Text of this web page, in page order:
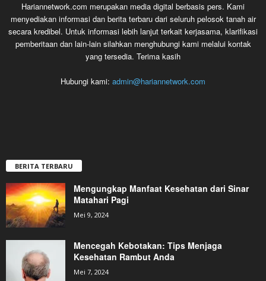
Hariannetwork.com merupakan media digital berbasis pers. Kami
menyediakan informasi dan berita terbaru dari seluruh pelosok tanah air
secara kredibel. Untuk informasi lebih lanjut terkait kerjasama, klarifikasi
pemberitaan dan lain-lain silahkan menghubungi kami melalui kontak
yang tersedia. Terima kasih
Hubungi kami: admin@hariannetwork.com
BERITA TERBARU
Mengungkap Manfaat Kesehatan dari Sinar
Matahari Pagi
Mei 9, 2024
Mencegah Kebotakan: Tips Menjaga
Kesehatan Rambut Anda
Mei 7, 2024